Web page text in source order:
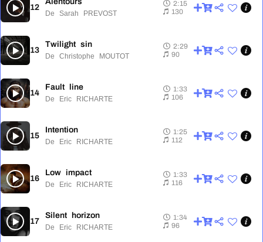
12
De Sarah PREVOST
2:15
2:15
130
13
Twilight sin
De Christophe MOUTOT
2:29
2:29
90
14
Fault line
De Eric RICHARTE
1:33
1:33
106
15
Intention
De Eric RICHARTE
1:25
1:25
112
16
Low impact
De Eric RICHARTE
1:33
1:33
116
17
Silent horizon
De Eric RICHARTE
1:34
1:34
96